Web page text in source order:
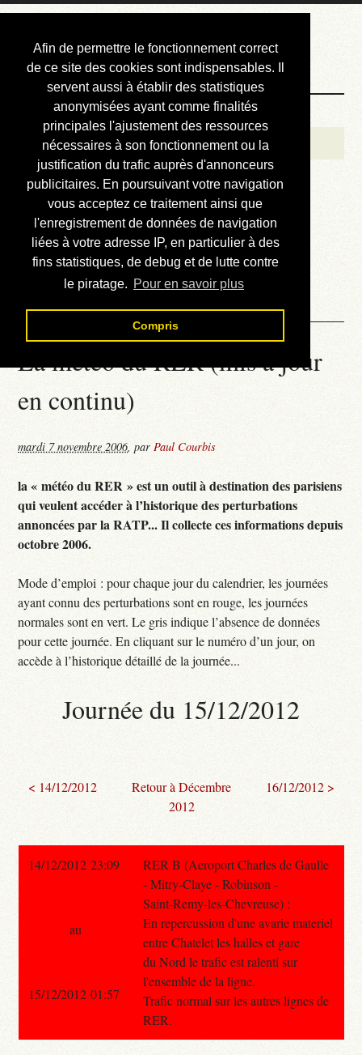
Afin de permettre le fonctionnement correct
de ce site des cookies sont indispensables. Il
servent aussi à établir des statistiques
anonymisées ayant comme finalités
principales l'ajustement des ressources
nécessaires à son fonctionnement ou la
justification du trafic auprès d'annonceurs
publicitaires. En poursuivant votre navigation
vous acceptez ce traitement ainsi que
l'enregistrement de données de navigation
liées à votre adresse IP, en particulier à des
fins statistiques, de debug et de lutte contre
le piratage. Pour en savoir plus
Compris
Courbis, « LE »
Blog Officiel
Bienvenue
Réalisations
Divers (et d’été)
Annonces
Liens externes
Téléchargement
Contact
La météo du RER (mis à jour
en continu)
mardi 7 novembre 2006,parPaul Courbis
la « météo du RER » est un outil à destination des parisiens
qui veulent accéder à l’historique des perturbations
annoncées par la RATP... Il collecte ces informations depuis
octobre 2006.
Mode d’emploi : pour chaque jour du calendrier, les journées
ayant connu des perturbations sont en rouge, les journées
normales sont en vert. Le gris indique l’absence de données
pour cette journée. En cliquant sur le numéro d’un jour, on
accède à l’historique détaillé de la journée...
Journée du 15/12/2012
< 14/12/2012
Retour à Décembre
2012
16/12/2012 >
14/12/2012 23:09
RER B (Aeroport Charles de Gaulle
- Mitry-Claye - Robinson -
Saint-Remy-les-Chevreuse) :
En repercussion d'une avarie materiel
entre Chatelet les halles et gare
du Nord le trafic est ralenti sur
l'ensemble de la ligne.
Trafic normal sur les autres lignes de
RER.
au
15/12/2012 01:57